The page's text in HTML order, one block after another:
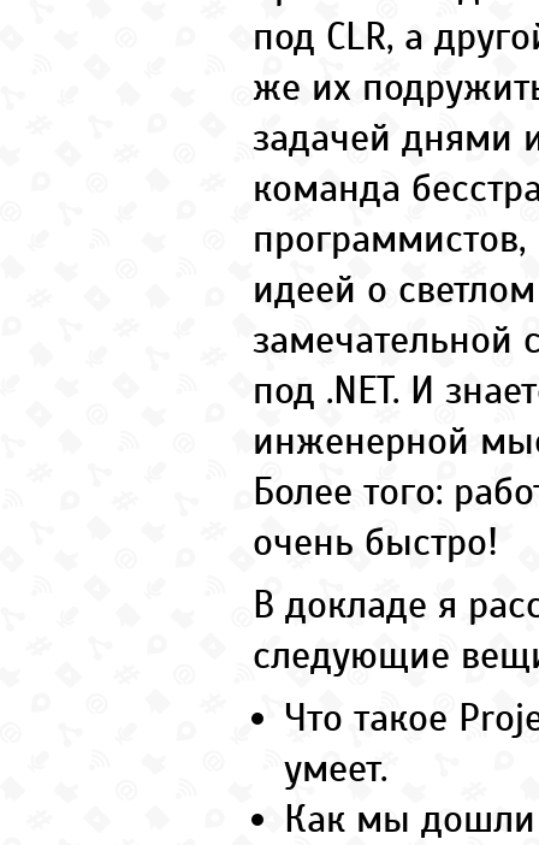
под CLR, а
же их
задачей днями
команда
идеей о
замечательной
под .NET. И
инженерной
Более того:
очень быстро!
В докладе я
следующие
Что такое
умеет.
Как мы дошли